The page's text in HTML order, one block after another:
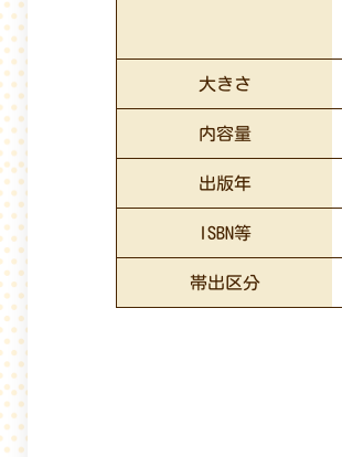
大きさ
内容量
出版年
ISBN等
帯出区分